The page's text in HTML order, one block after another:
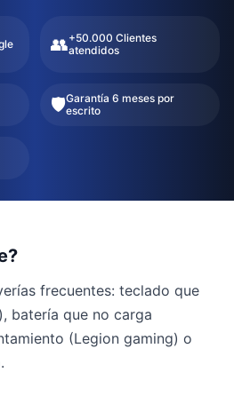
👥+50.000 Clientes
atendidos
🛡️Garantía 6 meses por
escrito
frecuentes: teclado que
batería que no carga
(Legion gaming) o